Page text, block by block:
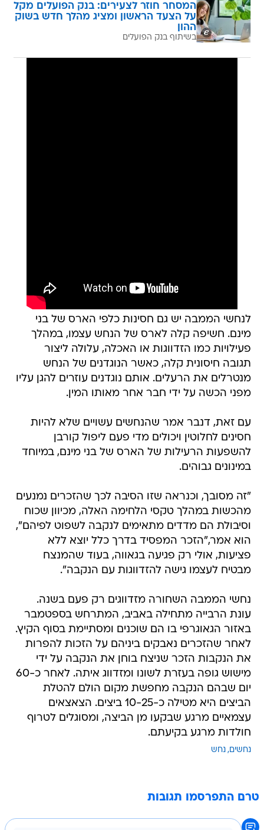
המסחר חוזר לצעירים: בנק הפועלים מקל
על הצעד הראשון ומציג מהלך חדש בשוק
ההון
בשיתוף בנק הפועלים
לנחשי הממבה יש גם חסינות כלפי הארס של בני
מינם. חשיפה קלה לארס של הנחש עצמו, במהלך
פעילויות כמו הזדווגות או האכלה, עלולה ליצור
תגובה חיסונית קלה, כאשר הנוגדנים של הנחש
מנטרלים את הרעלים. אותם נוגדנים עוזרים להגן עליו
מפני הכשה על ידי חבר אחר מאותו המין.
עם זאת, דנבר אמר שהנחשים עשויים שלא להיות
חסינים לחלוטין ויכולים מדי פעם ליפול קורבן
להשפעות הרעילות של הארס של בני מינם, במיוחד
במינונים גבוהים.
"זה מסובך, וכנראה שזו הסיבה לכך שהזכרים נמנעים
מהכשות במהלך טקסי הלחימה האלה, מכיוון שכוח
וסיבולת הם מדדים מתאימים לנקבה לשפוט לפיהם",
הוא אמר,"הזכר המפסיד בדרך כלל יוצא ללא
פציעות, אולי רק פגיעה בגאווה, בעוד שהמנצח
מבטיח לעצמו גישה להזדווגות עם הנקבה".
נחשי הממבה השחורה מזדווגים רק פעם בשנה.
עונת הרבייה מתחילה באביב, המתרחש בספטמבר
באזור הגאוגרפי בו הם שוכנים ומסתיימת בסוף הקיץ.
לאחר שהזכרים נאבקים ביניהם על הזכות להפרות
את הנקבות הזכר שניצח בוחן את הנקבה על ידי
מישוש גופה בעזרת לשונו ומזדווג איתה. לאחר כ-60
יום שבהם הנקבה מחפשת מקום הולם להטלת
הביצים היא מטילה כ-10-25 ביצים. הצאצאים
עצמאיים מרגע שבקעו מן הביצה, ומסוגלים לטרוף
חולדות מרגע בקיעתם.
נחשים נחש
טרם התפרסמו תגובות